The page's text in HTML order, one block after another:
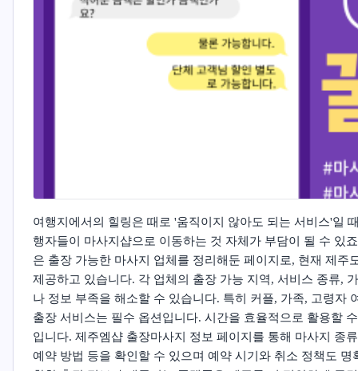
여행지에서의 힐링은 때로 '움직이지 않아도 되는 서비스'일
행자들이 마사지샵으로 이동하는 것 자체가 부담이 될 수 있
은 출장 가능한 마사지 업체를 정리해둔 페이지로, 현재 제
제공하고 있습니다. 각 업체의 출장 가능 지역, 서비스 종류,
나 정보 부족을 해소할 수 있습니다. 특히 커플, 가족, 고령자
출장 서비스는 필수 옵션입니다. 시간을 효율적으로 활용할
입니다. 제주엠샵 출장마사지 정보 페이지를 통해 마사지 종
예약 방법 등을 확인할 수 있으며 예약 시기와 취소 정책도